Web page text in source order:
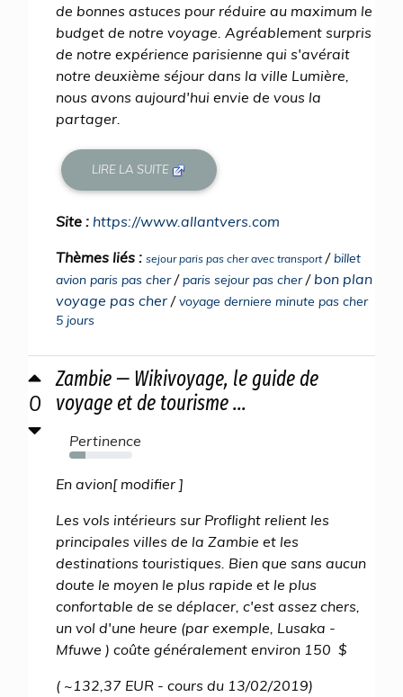
de bonnes astuces pour réduire au maximum le
budget de notre voyage. Agréablement surpris
de notre expérience parisienne qui s'avérait
notre deuxième séjour dans la ville Lumière,
nous avons aujourd'hui envie de vous la
partager.
LIRE LA SUITE
Site : https://www.allantvers.com
Thèmes liés : sejour paris pas cher avec transport/billet
avion paris pas cher/paris sejour pas cher/ bon plan
voyage pas cher /voyage derniere minute pas cher
5 jours
0
Zambie — Wikivoyage, le guide de
voyage et de tourisme ...
Pertinence
26%
En avion[ modifier ]
Les vols intérieurs sur Proflight relient les
principales villes de la Zambie et les
destinations touristiques. Bien que sans aucun
doute le moyen le plus rapide et le plus
confortable de se déplacer, c'est assez chers,
un vol d'une heure (par exemple, Lusaka -
Mfuwe ) coûte généralement environ 150 $
( ~132,37 EUR - cours du 13/02/2019)